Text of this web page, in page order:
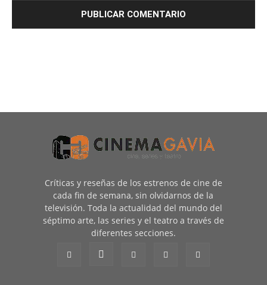
Críticas y reseñas de los estrenos de cine de
cada fin de semana, sin olvidarnos de la
televisión. Toda la actualidad del mundo del
séptimo arte, las series y el teatro a través de
diferentes secciones.